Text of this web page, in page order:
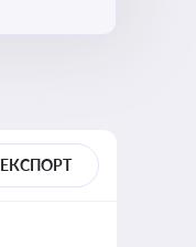
ЕКСПОРТ